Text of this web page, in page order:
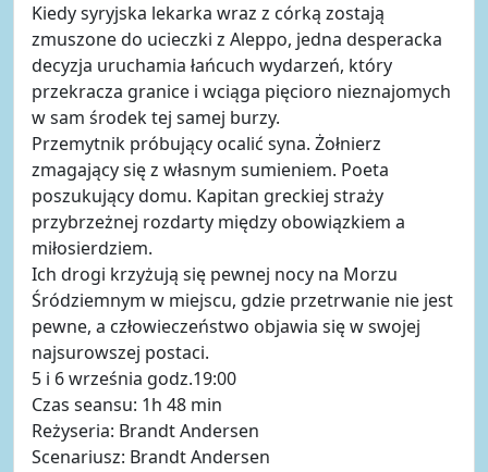
Kiedy syryjska lekarka wraz z córką zostają
zmuszone do ucieczki z Aleppo, jedna desperacka
decyzja uruchamia łańcuch wydarzeń, który
przekracza granice i wciąga pięcioro nieznajomych
w sam środek tej samej burzy.
Przemytnik próbujący ocalić syna. Żołnierz
zmagający się z własnym sumieniem. Poeta
poszukujący domu. Kapitan greckiej straży
przybrzeżnej rozdarty między obowiązkiem a
miłosierdziem.
Ich drogi krzyżują się pewnej nocy na Morzu
Śródziemnym w miejscu, gdzie przetrwanie nie jest
pewne, a człowieczeństwo objawia się w swojej
najsurowszej postaci.
5 i 6 września godz.19:00
Czas seansu: 1h 48 min
Reżyseria: Brandt Andersen
Scenariusz: Brandt Andersen